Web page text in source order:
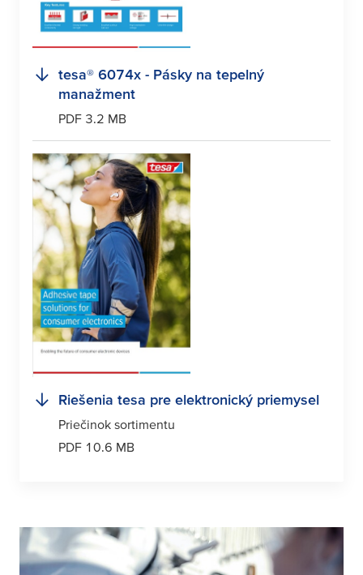
tesa® 6074x - Pásky na tepelný
manažment
PDF 3.2 MB
Riešenia tesa pre elektronický priemysel
Priečinok sortimentu
PDF 10.6 MB